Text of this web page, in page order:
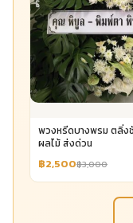
พวงหรีดบางพรม ตลิ่ง
ผลไม้ ส่งด่วน
฿2,500฿3,000